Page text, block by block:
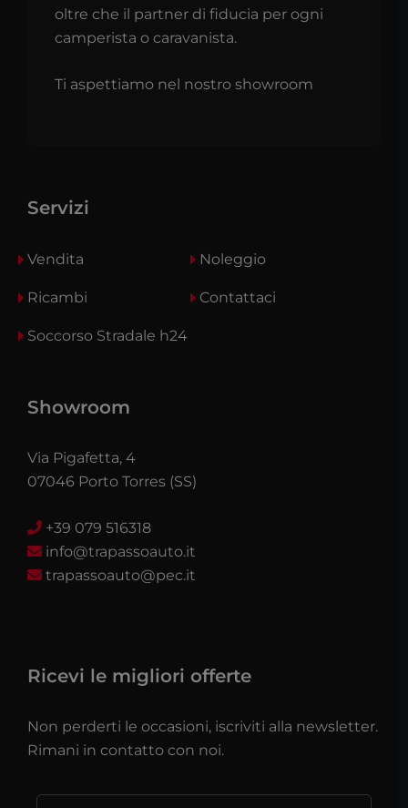
oltre che il partner di fiducia per ogni
camperista o caravanista.
Ti aspettiamo nel nostro showroom
Servizi
Vendita Noleggio
Ricambi Contattaci
Soccorso Stradale h24
Showroom
Via Pigafetta, 4
07046 Porto Torres (SS)
+39 079 516318
info@trapassoauto.it
trapassoauto@pec.it
Ricevi le migliori offerte
Non perderti le occasioni, iscriviti alla newsletter.
Rimani in contatto con noi.